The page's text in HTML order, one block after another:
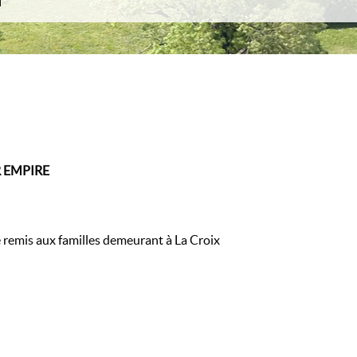
motte
au 20ème siècle
EMPIRE
aux familles demeurant à La Croix